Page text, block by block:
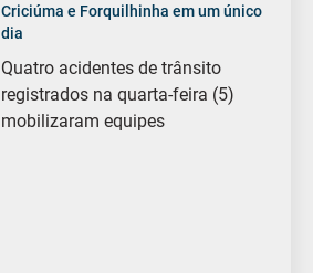
Criciúma e Forquilhinha em um único
dia
Quatro acidentes de trânsito
registrados na quarta-feira (5)
mobilizaram equipes